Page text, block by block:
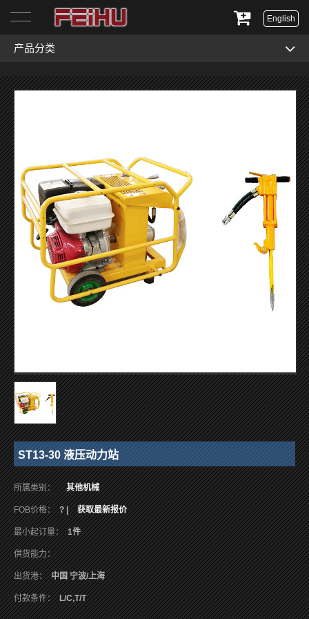
English
产品分类
ST13-30 液压动力站
所属类别： 其他机械
FOB价格： ? | 获取最新报价
最小起订量： 1件
供货能力：
出货港： 中国 宁波/上海
付款条件： L/C,T/T
首页
关于我们
新闻资讯
联系我们